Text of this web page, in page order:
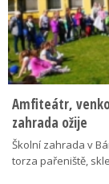
Amfiteátr,
zahrada ožije
Školní zahrada v
torza pařeniště,